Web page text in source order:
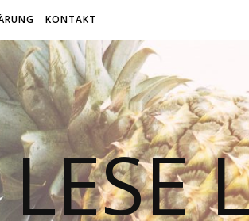
KONTAKT
LESE